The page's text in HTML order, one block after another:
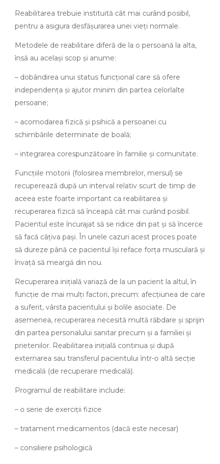
Reabilitarea trebuie instituită cât mai curând posibil,
pentru a asigura desfășurarea unei vieți normale.
Metodele de reabilitare diferă de la o persoană la alta,
însă au același scop și anume:
– dobândirea unui status funcțional care să ofere
independența și ajutor minim din partea celorlalte
persoane;
– acomodarea fizică și psihică a persoanei cu
schimbările determinate de boală;
– integrarea corespunzătoare în familie și comunitate.
Funcțiile motorii (folosirea membrelor, mersul) se
recuperează după un interval relativ scurt de timp de
aceea este foarte important ca reabilitarea și
recuperarea fizică să înceapă cât mai curând posibil.
Pacientul este încurajat să se ridice din pat și să încerce
să facă câțiva pași. În unele cazuri acest proces poate
să dureze până ce pacientul își reface forța musculară și
învață să meargă din nou.
Recuperarea inițială variază de la un pacient la altul, în
funcție de mai mulți factori, precum: afecțiunea de care
a suferit, vârsta pacientului și bolile asociate. De
asemenea, recuperarea necesită multă răbdare și sprijin
din partea personalului sanitar precum și a familiei și
prietenilor. Reabilitarea inițială continua și după
externarea sau transferul pacientului într-o altă secție
medicală (de recuperare medicală).
Programul de reabilitare include:
– o serie de exerciții fizice
– tratament medicamentos (dacă este necesar)
– consiliere psihologică